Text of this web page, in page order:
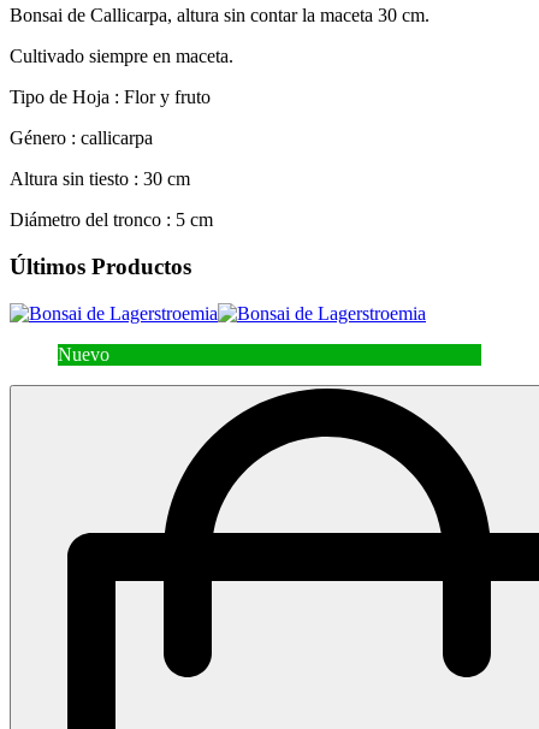
Bonsai de Callicarpa, altura sin contar la maceta 30 cm.
Cultivado siempre en maceta.
Tipo de Hoja : Flor y fruto
Género : callicarpa
Altura sin tiesto : 30 cm
Diámetro del tronco : 5 cm
Últimos Productos
Nuevo